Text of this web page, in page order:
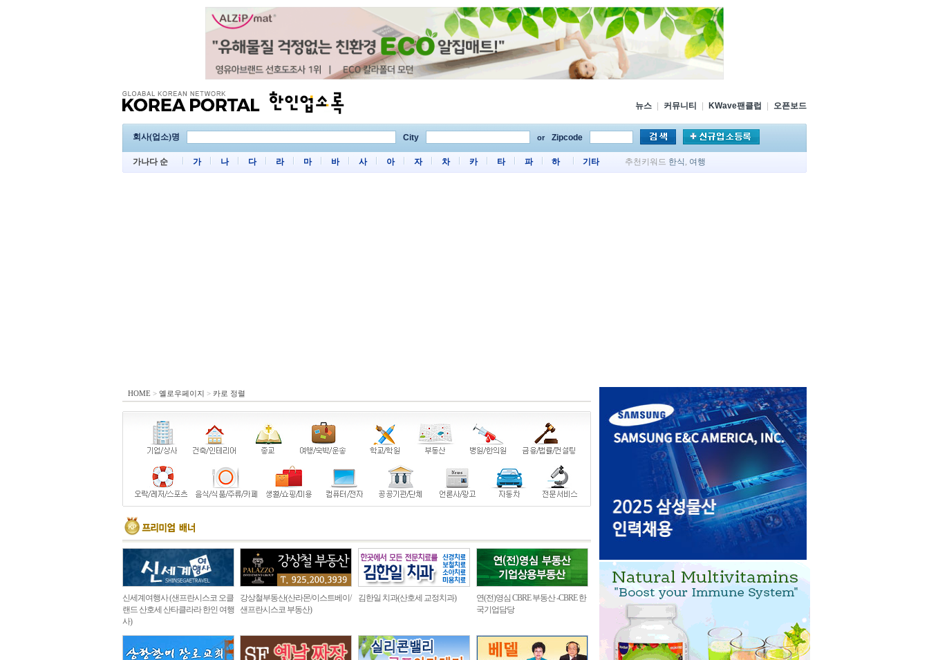
뉴스 커뮤니티 KWave팬클럽 오픈보드
회사(업소)명 City or Zipcode
가나다 순 가 나 다 라 마 바 사 아 자 차 카 타 파 하 기타 추천키워드 한식 , 여행
HOME > 옐로우페이지 > 카로 정렬
신세계여행사 (샌프란시스코 오클
랜드 산호세 산타클라라 한인 여행
사)
강상철부동산(산라몬/이스트베이/
샌프란시스코 부동산)
김한일 치과(산호세 교정치과)
연(전)영심 CBRE 부동산 -CBRE 한
국기업담당